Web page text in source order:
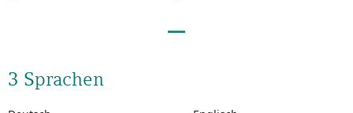
3 Sprachen